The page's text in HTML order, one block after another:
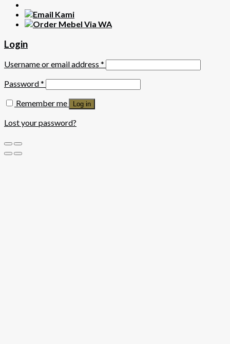
Login
Username or email address *
Password*
Remember me
Log in
Lost your password?